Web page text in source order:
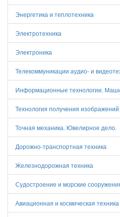
Энергетика и теплотехника
Электротехника
Электроника
Телекоммуникации аудио- и
Информационные технологии.
Технология получения изображений
Точная механика. Ювелирное дело.
Дорожно-транспортная техника
Железнодорожная техника
Судостроение и морские
Авиационная и космическая техника